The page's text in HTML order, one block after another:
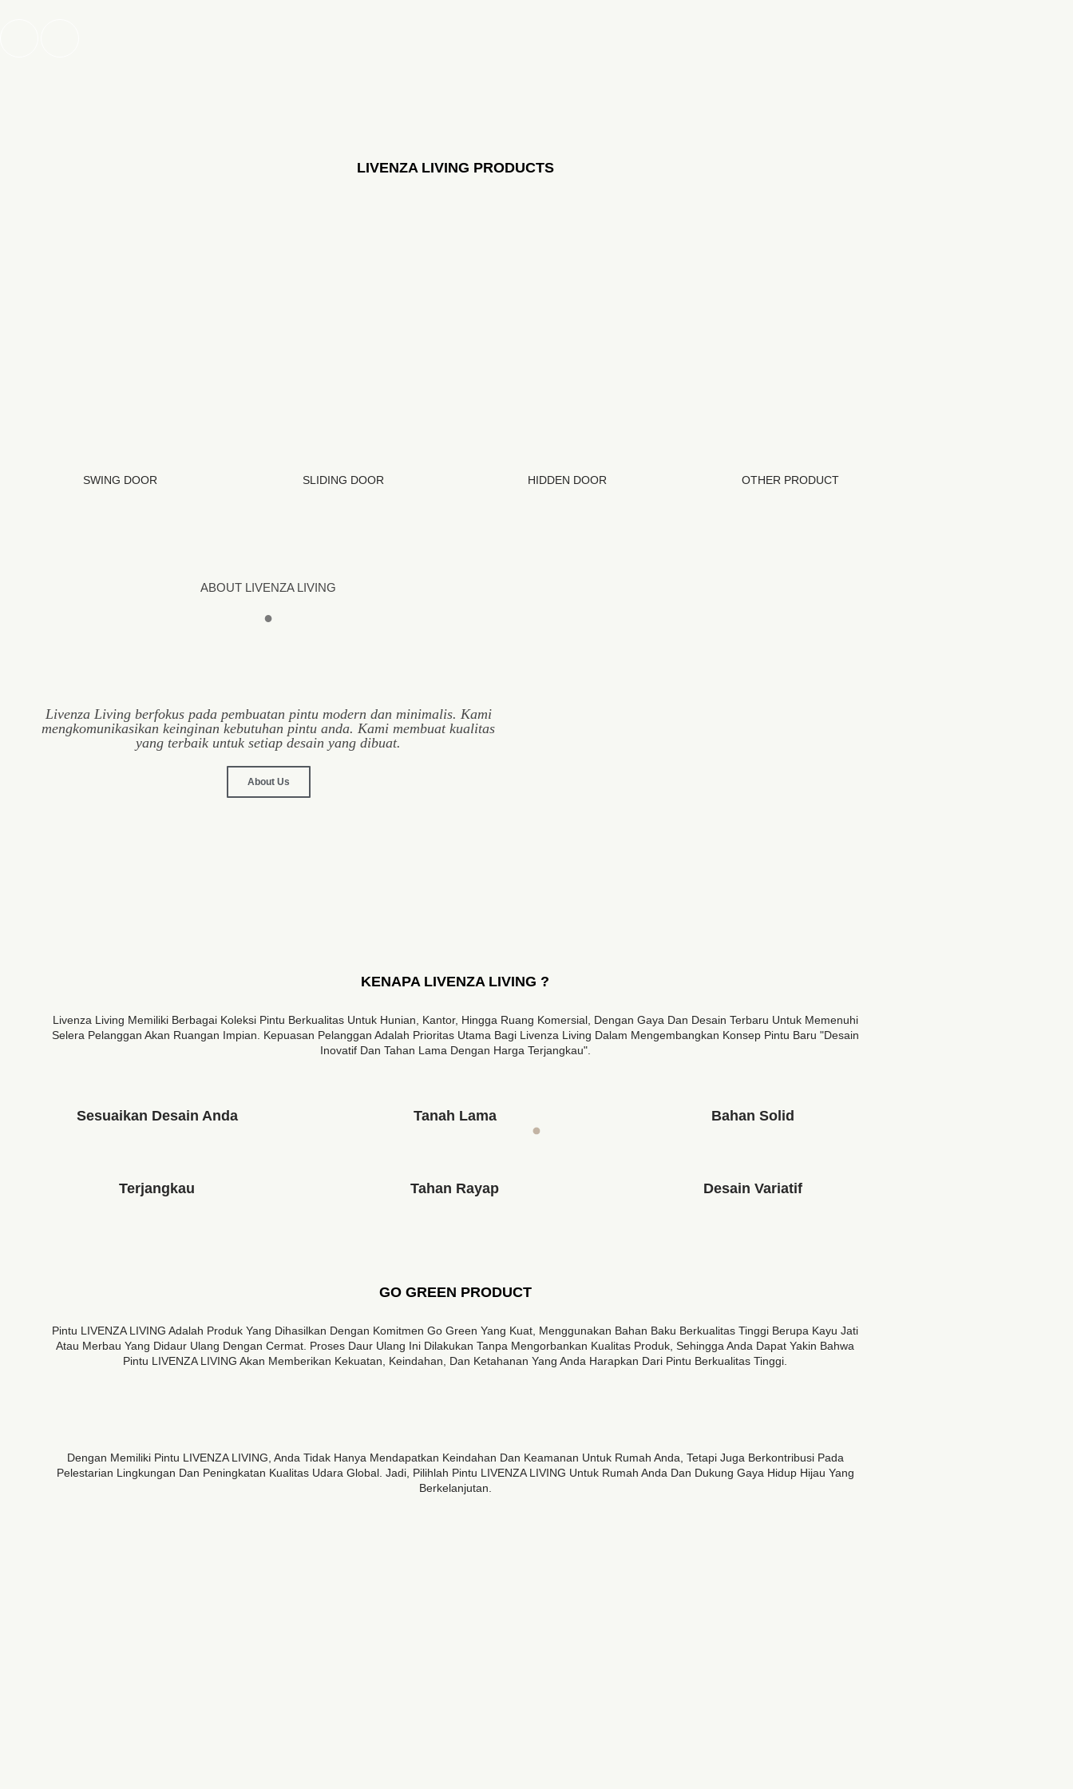
LIVENZA LIVING PRODUCTS
SWING DOOR SLIDING DOOR HIDDEN DOOR OTHER PRODUCT
ABOUT LIVENZA LIVING
●
Livenza Living berfokus pada pembuatan pintu modern dan minimalis. Kami
mengkomunikasikan keinginan kebutuhan pintu anda. Kami membuat kualitas
yang terbaik untuk setiap desain yang dibuat.
About Us
KENAPA LIVENZA LIVING ?
Livenza Living Memiliki Berbagai Koleksi Pintu Berkualitas Untuk Hunian, Kantor, Hingga Ruang Komersial, Dengan Gaya Dan Desain Terbaru Untuk Memenuhi
Selera Pelanggan Akan Ruangan Impian. Kepuasan Pelanggan Adalah Prioritas Utama Bagi Livenza Living Dalam Mengembangkan Konsep Pintu Baru "desain
Inovatif Dan Tahan Lama Dengan Harga Terjangkau".
Sesuaikan Desain Anda Tanah Lama Bahan Solid
Terjangkau Tahan Rayap Desain Variatif
GO GREEN PRODUCT
Pintu LIVENZA LIVING Adalah Produk Yang Dihasilkan Dengan Komitmen Go Green Yang Kuat, Menggunakan Bahan Baku Berkualitas Tinggi Berupa Kayu Jati
Atau Merbau Yang Didaur Ulang Dengan Cermat. Proses Daur Ulang Ini Dilakukan Tanpa Mengorbankan Kualitas Produk, Sehingga Anda Dapat Yakin Bahwa
Pintu LIVENZA LIVING Akan Memberikan Kekuatan, Keindahan, Dan Ketahanan Yang Anda Harapkan Dari Pintu Berkualitas Tinggi.
Dengan Memiliki Pintu LIVENZA LIVING, Anda Tidak Hanya Mendapatkan Keindahan Dan Keamanan Untuk Rumah Anda, Tetapi Juga Berkontribusi Pada
Pelestarian Lingkungan Dan Peningkatan Kualitas Udara Global. Jadi, Pilihlah Pintu LIVENZA LIVING Untuk Rumah Anda Dan Dukung Gaya Hidup Hijau Yang
Berkelanjutan.